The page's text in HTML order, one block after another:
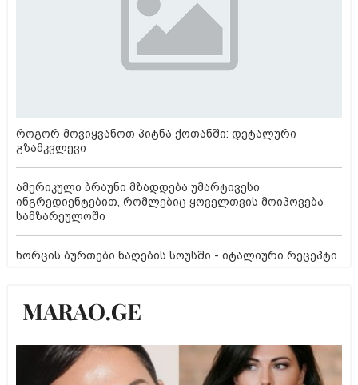
როგორ მოვიყვანოთ პიტნა ქოთანში: დეტალური
გზამკვლევი
ამერიკული ბრაუნი მზადდება უმარტივესი
ინგრედიენტებით, რომლებიც ყოველთვის მოიპოვება
სამზარეულოში
ხორცის ბურთები ნაღების სოუსში - იტალიური რეცეპტი